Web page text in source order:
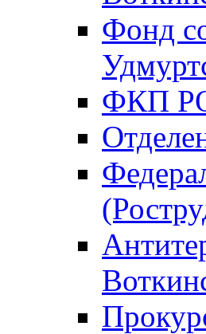
Фонд
ФКП